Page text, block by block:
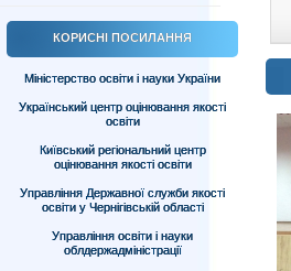
КОРИСНІ ПОСИЛАННЯ
Міністерство освіти і науки України
Український центр оцінювання якості
освіти
Київський регіональний центр
оцінювання якості освіти
Управління Державної служби якості
освіти у Чернігівській області
Управління освіти і науки
облдержадміністрації